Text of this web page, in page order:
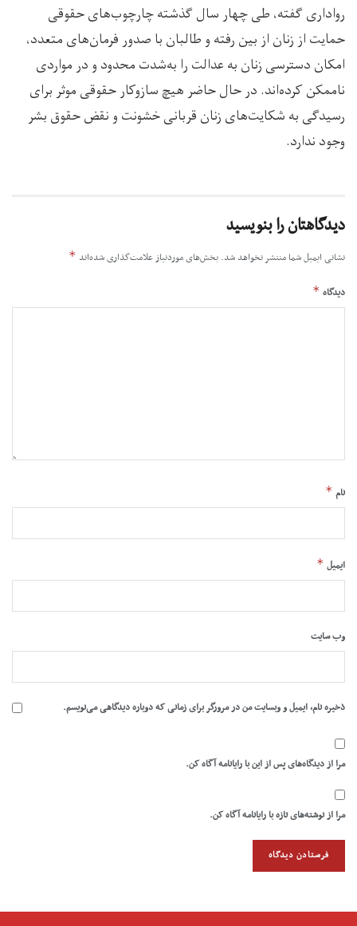
رواداری گفته، طی چهار سال گذشته چارچوب‌های حقوقی
حمایت از زنان از بین رفته و طالبان با صدور فرمان‌های متعدد،
امکان دسترسی زنان به عدالت را به‌شدت محدود و در مواردی
ناممکن کرده‌اند. در حال حاضر هیچ سازوکار حقوقی موثر برای
رسیدگی به شکایت‌های زنان قربانی خشونت و نقض حقوق بشر
وجود ندارد.
دیدگاهتان را بنویسید
نشانی ایمیل شما منتشر نخواهد شد. بخش‌های موردنیاز علامت‌گذاری شده‌اند *
دیدگاه *
نام *
ایمیل *
وب‌ سایت
ذخیره نام، ایمیل و وبسایت من در مرورگر برای زمانی که دوباره دیدگاهی می‌نویسم.
مرا از دیدگاه‌های پس از این با رایانامه آگاه کن.
مرا از نوشته‌های تازه با رایانامه آگاه کن.